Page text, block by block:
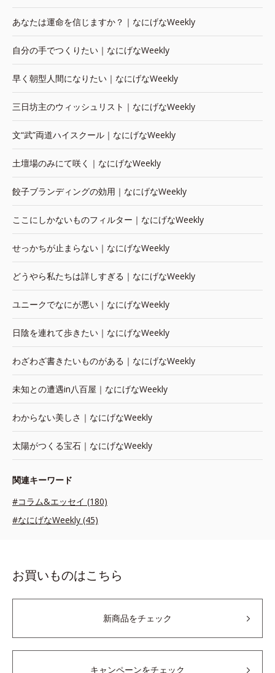
あなたは運命を信じますか？｜なにげなWeekly
自分の手でつくりたい｜なにげなWeekly
早く朝型人間になりたい｜なにげなWeekly
三日坊主のウィッシュリスト｜なにげなWeekly
文“武”両道ハイスクール｜なにげなWeekly
土壇場のみにて咲く｜なにげなWeekly
餃子ブランディングの効用｜なにげなWeekly
ここにしかないものフィルター｜なにげなWeekly
せっかちが止まらない｜なにげなWeekly
どうやら私たちは詳しすぎる｜なにげなWeekly
ユニークでなにが悪い｜なにげなWeekly
日陰を連れて歩きたい｜なにげなWeekly
わざわざ書きたいものがある｜なにげなWeekly
未知との遭遇in八百屋｜なにげなWeekly
わからない美しさ｜なにげなWeekly
太陽がつくる宝石｜なにげなWeekly
関連キーワード
#コラム&エッセイ (180)
#なにげなWeekly (45)
お買いものはこちら
新商品をチェック
キャンペーンをチェック